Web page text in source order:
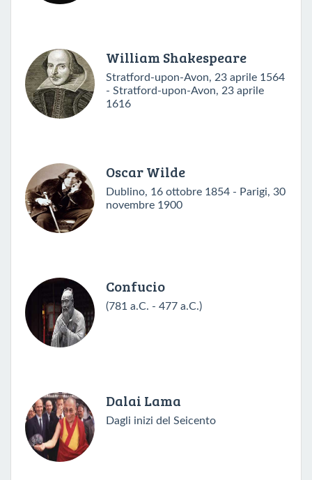
William Shakespeare
Stratford-upon-Avon, 23 aprile 1564
- Stratford-upon-Avon, 23 aprile
1616
Oscar Wilde
Dublino, 16 ottobre 1854 - Parigi, 30
novembre 1900
Confucio
(781 a.C. - 477 a.C.)
Dalai Lama
Dagli inizi del Seicento